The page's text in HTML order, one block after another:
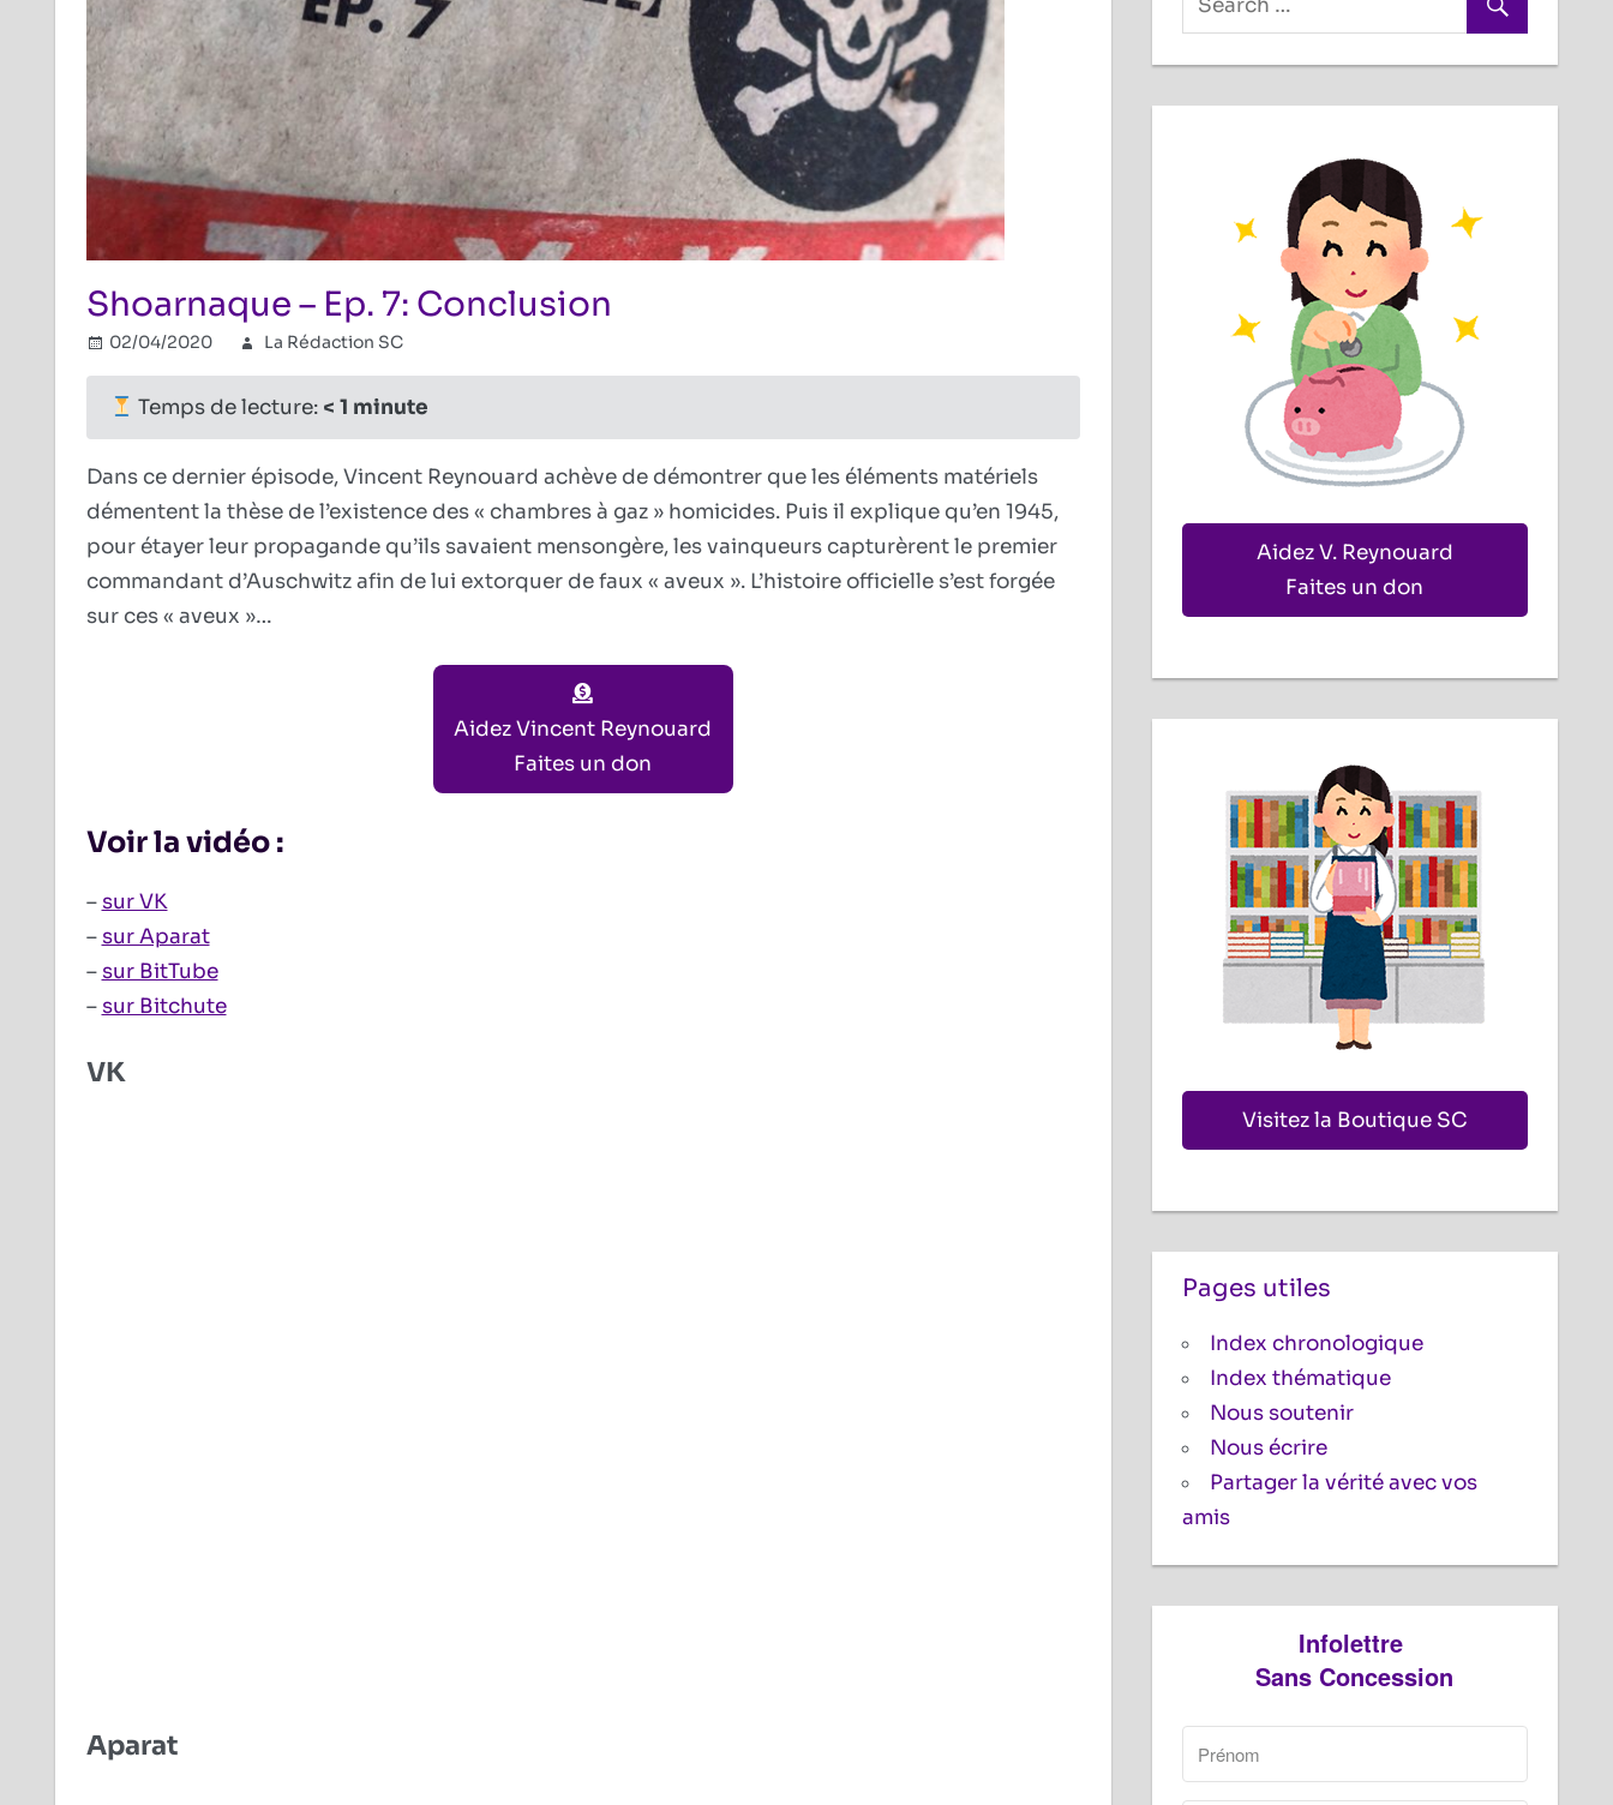
Shoarnaque – Ep. 7: Conclusion
02/04/2020 La Rédaction SC
Conclusion
Temps de lecture: < 1 minute
Dans ce dernier épisode, Vincent Reynouard achève de démontrer que les éléments matériels
démentent la thèse de l’existence des « chambres à gaz » homicides. Puis il explique qu’en 1945,
pour étayer leur propagande qu’ils savaient mensongère, les vainqueurs capturèrent le premier
commandant d’Auschwitz afin de lui extorquer de faux « aveux ». L’histoire officielle s’est forgée
sur ces « aveux »…
Aidez Vincent Reynouard
Faites un don
Voir la vidéo :
–sur VK
–sur Aparat
–sur BitTube
–sur Bitchute
VK
Aparat
Aidez V. Reynouard
Faites un don
Visitez la Boutique SC
Pages utiles
Index chronologique
Index thématique
Nous soutenir
Nous écrire
Partager la vérité avec vos
amis
Infolettre
Sans Concession